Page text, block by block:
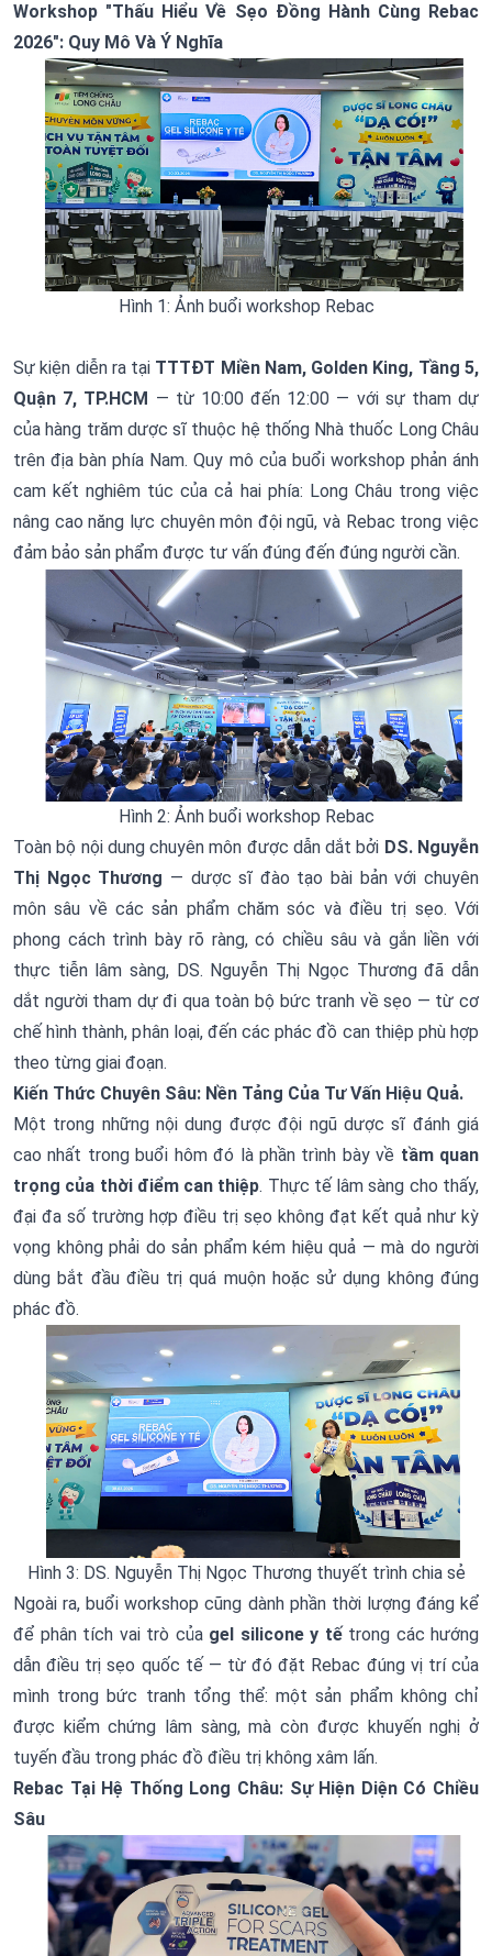
Workshop "Thấu Hiểu Về Sẹo Đồng Hành Cùng Rebac
2026": Quy Mô Và Ý Nghĩa
Hình 1: Ảnh buổi workshop Rebac
Sự kiện diễn ra tại TTTĐT Miền Nam, Golden King, Tầng 5,
Quận 7, TP.HCM — từ 10:00 đến 12:00 — với sự tham dự
của hàng trăm dược sĩ thuộc hệ thống Nhà thuốc Long Châu
trên địa bàn phía Nam. Quy mô của buổi workshop phản ánh
cam kết nghiêm túc của cả hai phía: Long Châu trong việc
nâng cao năng lực chuyên môn đội ngũ, và Rebac trong việc
đảm bảo sản phẩm được tư vấn đúng đến đúng người cần.
Hình 2: Ảnh buổi workshop Rebac
Toàn bộ nội dung chuyên môn được dẫn dắt bởi DS. Nguyễn
Thị Ngọc Thương — dược sĩ đào tạo bài bản với chuyên
môn sâu về các sản phẩm chăm sóc và điều trị sẹo. Với
phong cách trình bày rõ ràng, có chiều sâu và gắn liền với
thực tiễn lâm sàng, DS. Nguyễn Thị Ngọc Thương đã dẫn
dắt người tham dự đi qua toàn bộ bức tranh về sẹo — từ cơ
chế hình thành, phân loại, đến các phác đồ can thiệp phù hợp
theo từng giai đoạn.
Kiến Thức Chuyên Sâu: Nền Tảng Của Tư Vấn Hiệu Quả.
Một trong những nội dung được đội ngũ dược sĩ đánh giá
cao nhất trong buổi hôm đó là phần trình bày về tầm quan
trọng của thời điểm can thiệp. Thực tế lâm sàng cho thấy,
đại đa số trường hợp điều trị sẹo không đạt kết quả như kỳ
vọng không phải do sản phẩm kém hiệu quả — mà do người
dùng bắt đầu điều trị quá muộn hoặc sử dụng không đúng
phác đồ.
Hình 3: DS. Nguyễn Thị Ngọc Thương thuyết trình chia sẻ
Ngoài ra, buổi workshop cũng dành phần thời lượng đáng kể
để phân tích vai trò của gel silicone y tếtrong các hướng
dẫn điều trị sẹo quốc tế — từ đó đặt Rebac đúng vị trí của
mình trong bức tranh tổng thể: một sản phẩm không chỉ
được kiểm chứng lâm sàng, mà còn được khuyến nghị ở
tuyến đầu trong phác đồ điều trị không xâm lấn.
Rebac Tại Hệ Thống Long Châu: Sự Hiện Diện Có Chiều
Sâu